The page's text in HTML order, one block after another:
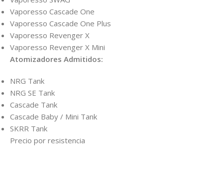
Vaporesso Cascade One
Vaporesso Cascade One Plus
Vaporesso Revenger X
Vaporesso Revenger X Mini
Atomizadores Admitidos:
NRG Tank
NRG SE Tank
Cascade Tank
Cascade Baby / Mini Tank
SKRR Tank
Precio por resistencia